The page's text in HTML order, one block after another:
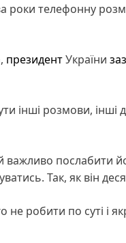
роки телефонну
президентУкраїни
інші розмови, інші
послабити
Так, як він
не робити по суті і